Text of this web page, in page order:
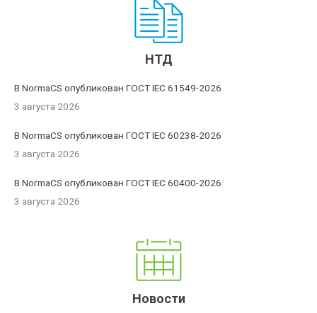
НТД
В NormaCS опубликован ГОСТ IEC 61549-2026
3 августа 2026
В NormaCS опубликован ГОСТ IEC 60238-2026
3 августа 2026
В NormaCS опубликован ГОСТ IEC 60400-2026
3 августа 2026
Новости